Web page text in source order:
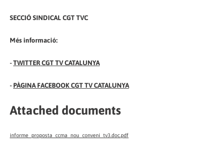
SECCIÓ SINDICAL CGT TVC
Més informació:
-TWITTER CGT TV CATALUNYA
- PÀGINA FACEBOOK CGT TV CATALUNYA
Attached documents
informe_proposta_ccma_nou_conveni_tv3.doc.pdf